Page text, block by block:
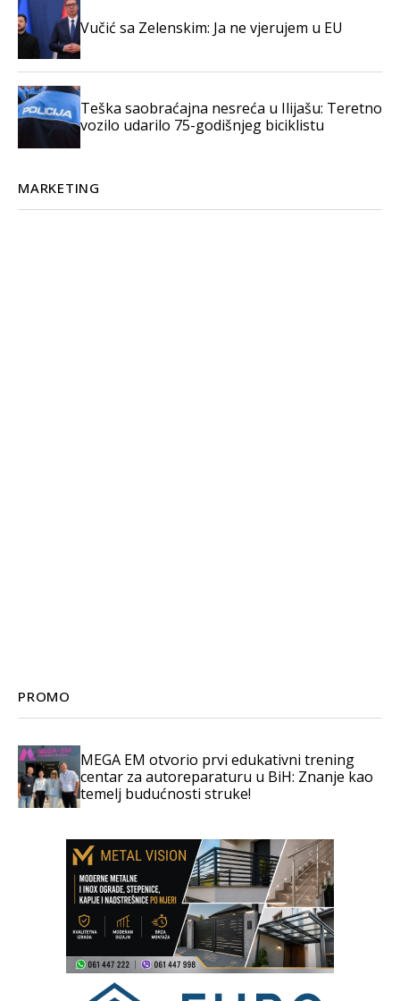
Vučić sa Zelenskim: Ja ne vjerujem u EU
Teška saobraćajna nesreća u Ilijašu: Teretno
vozilo udarilo 75-godišnjeg biciklistu
MARKETING
PROMO
MEGA EM otvorio prvi edukativni trening
centar za autoreparaturu u BiH: Znanje kao
temelj budućnosti struke!